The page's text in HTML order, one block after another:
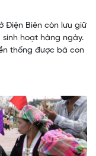
Điện Biên còn lưu giữ
hoạt hàng ngày.
thống được bà con